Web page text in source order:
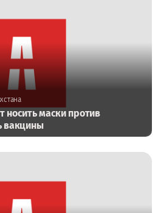
носить маски против
вакцины